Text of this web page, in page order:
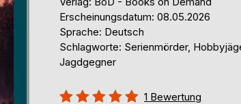
Erscheinungsdatum: 08.05.2026
Sprache: Deutsch
Schlagworte: Serienmörder,
Jagdgegner
Bewertung::
1 Bewertung